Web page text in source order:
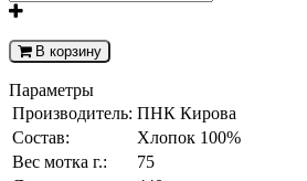
В корзину
Параметры
Производитель: ПНК Кирова
Состав:
Хлопок 100%
Вес мотка г.:
75